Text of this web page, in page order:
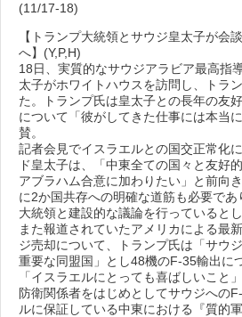
(11/17-18)
【トランプ大統領とサウジ皇太子が会
へ】(Y,P,H)
18日、実質的なサウジアラビア最高指
太子がホワイトハウスを訪問し、トラ
た。トランプ氏は皇太子との長年の友
について「彼がしてきた仕事には本当
賛。
記者会見でイスラエルとの国交正常化
ド皇太子は、「中東全ての国々と友好
アブラハム合意に加わりたい」と前向
に2か国共存への明確な道筋も必要で
大統領と建設的な議論を行っているとし
また報道されていたアメリカによる最
ジ売却について、トランプ氏は「サウ
重要な同盟国」とし48機のF-35輸出に
「イスラエルにとっても喜ばしいこと
防衛関係者をはじめとしてサウジへの
ルに保証している中東における『質的